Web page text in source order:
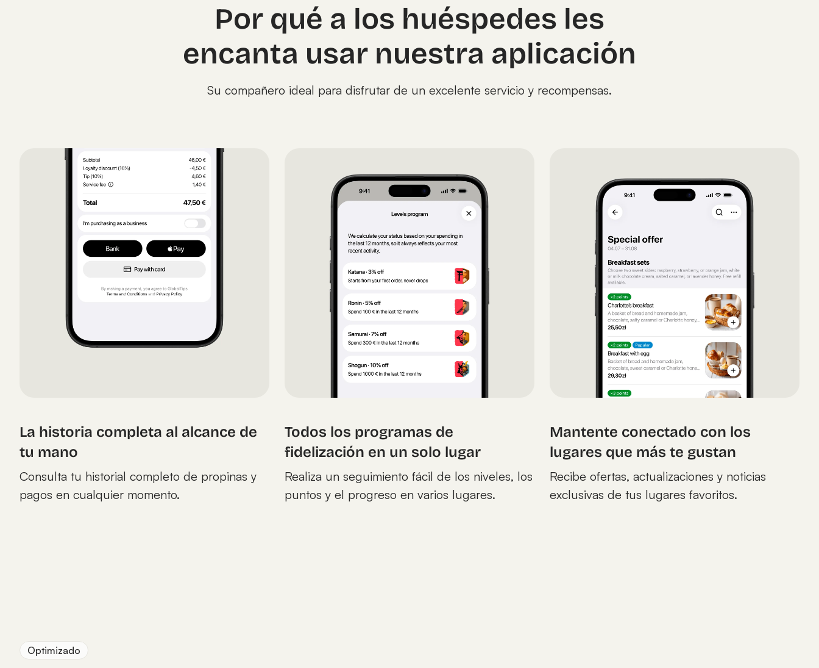
Por qué a los huéspedes les
encanta usar nuestra aplicación
Su compañero ideal para disfrutar de un excelente servicio y recompensas.
La historia completa al alcance de
tu mano
Consulta tu historial completo de propinas y
pagos en cualquier momento.
Todos los programas de
fidelización en un solo lugar
Realiza un seguimiento fácil de los niveles, los
puntos y el progreso en varios lugares.
Mantente conectado con los
lugares que más te gustan
Recibe ofertas, actualizaciones y noticias
exclusivas de tus lugares favoritos.
Optimizado